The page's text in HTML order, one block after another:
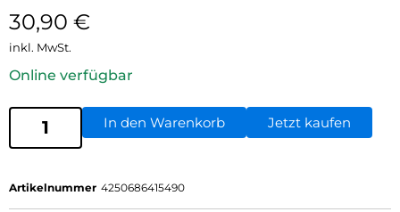
30,90 €
inkl. MwSt.
Online verfügbar
In den Warenkorb Jetzt kaufen
Artikelnummer 4250686415490